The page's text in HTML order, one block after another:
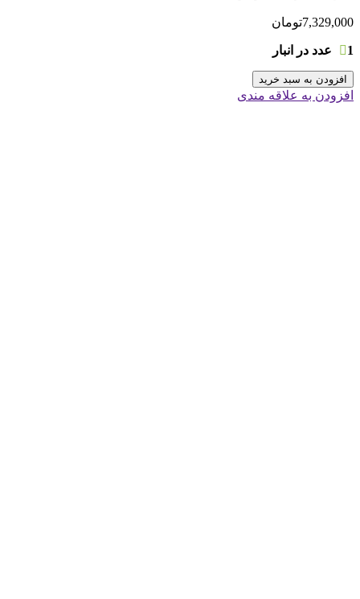
7,329,000تومان
1 عدد در انبار
افزودن به سبد خرید
افزودن به علاقه مندی